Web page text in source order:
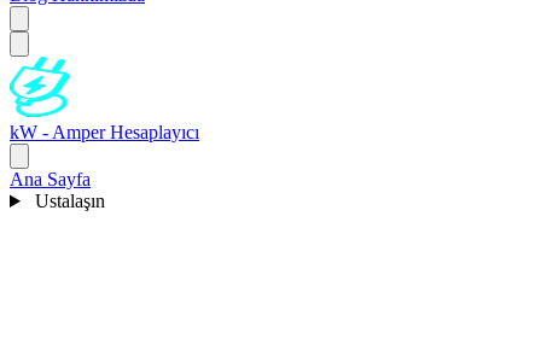
kW - Amper Hesaplayıcı
Ana Sayfa
Ustalaşın